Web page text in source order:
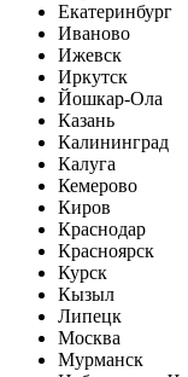
Екатеринбург
Иваново
Ижевск
Иркутск
Йошкар-Ола
Казань
Калининград
Калуга
Кемерово
Киров
Краснодар
Красноярск
Курск
Кызыл
Липецк
Москва
Мурманск